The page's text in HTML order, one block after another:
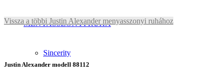
MENYASSZONYI RUHA
Sincerity
Vissza a többi Justin Alexander menyasszonyi ruhához
Justin Alexander modell 88112